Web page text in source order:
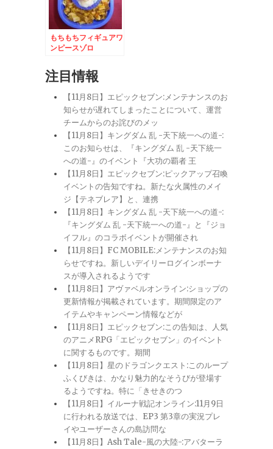
もちもちフィギュアワ
ンピースゾロ
注目情報
【11月8日】エピックセブン:メンテナンスのお
知らせが遅れてしまったことについて、運営
チームからのお詫びのメッ
【11月8日】キングダム 乱 -天下統一への道-:
このお知らせは、『キングダム 乱 -天下統一
への道-』のイベント『大功の覇者 王
【11月8日】エピックセブン:ピックアップ召喚
イベントの告知ですね。新たな火属性のメイ
ジ【テネブレア】と、連携
【11月8日】キングダム 乱 -天下統一への道-:
『キングダム 乱 -天下統一への道-』と『ジョ
イフル』のコラボイベントが開催され
【11月8日】FC MOBILE:メンテナンスのお知
らせですね。新しいデイリーログインボーナ
スが導入されるようです
【11月8日】アヴァベルオンライン:ショップの
更新情報が掲載されています。期間限定のア
イテムやキャンペーン情報などが
【11月8日】エピックセブン:この告知は、人気
のアニメRPG「エピックセブン」のイベント
に関するものです。期間
【11月8日】星のドラゴンクエスト:このループ
ふくびきは、かなり魅力的なそうびが登場す
るようですね。特に「きせきのつ
【11月8日】イルーナ戦記オンライン:11月9日
に行われる放送では、EP3 第3章の実況プレ
イやユーザーさんの島訪問な
【11月8日】Ash Tale-風の大陸-:アバターラ